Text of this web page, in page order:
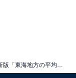
2021年最新版「東海地方の平均年収」ランキング！ 2位 三重県（390万円）、1位は？